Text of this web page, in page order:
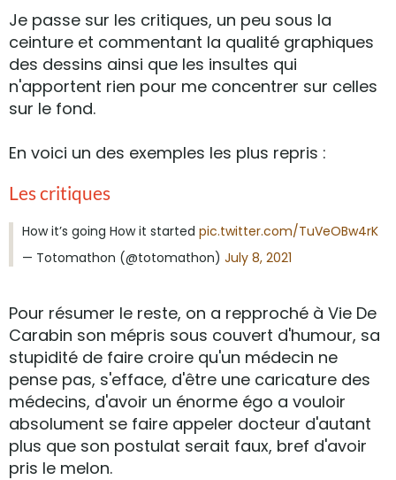
Je passe sur les critiques, un peu sous la
ceinture et commentant la qualité graphiques
des dessins ainsi que les insultes qui
n'apportent rien pour me concentrer sur celles
sur le fond.
En voici un des exemples les plus repris :
Les critiques
How it’s going How it started pic.twitter.com/TuVeOBw4rK
— Totomathon (@totomathon) July 8, 2021
Pour résumer le reste, on a repproché à Vie De
Carabin son mépris sous couvert d'humour, sa
stupidité de faire croire qu'un médecin ne
pense pas, s'efface, d'être une caricature des
médecins, d'avoir un énorme égo a vouloir
absolument se faire appeler docteur d'autant
plus que son postulat serait faux, bref d'avoir
pris le melon.